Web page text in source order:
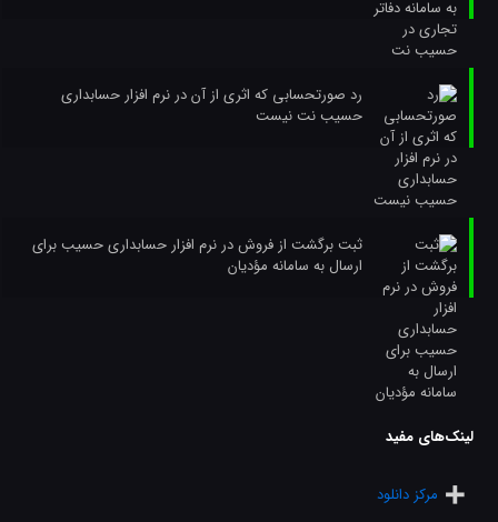
رد صورتحسابی که اثری از آن در نرم افزار حسابداری
حسیب نت نیست
ثبت برگشت از فروش در نرم افزار حسابداری حسیب برای
ارسال به سامانه مؤدیان
لینک‌های مفید
مرکز دانلود